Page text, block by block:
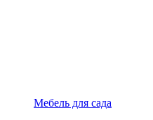
Мебель для сада